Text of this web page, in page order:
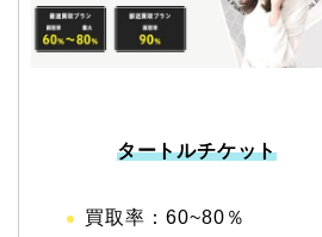
タートルチケット
買取率：60~80％